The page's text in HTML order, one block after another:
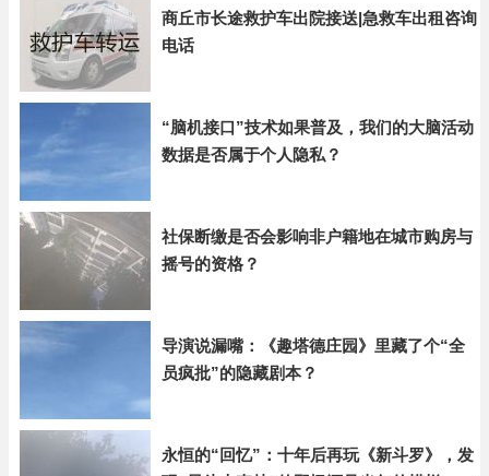
商丘市长途救护车出院接送|急救车出租咨询
电话
“脑机接口”技术如果普及，我们的大脑活动
数据是否属于个人隐私？
社保断缴是否会影响非户籍地在城市购房与
摇号的资格？
导演说漏嘴：《趣塔德庄园》里藏了个“全
员疯批”的隐藏剧本？
永恒的“回忆”：十年后再玩《新斗罗》，发